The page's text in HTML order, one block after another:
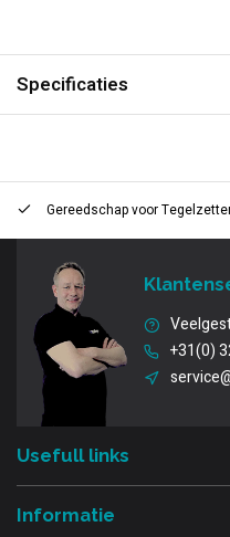
Specificaties
Gereedschap voor
+31(0)
Usefull links
Informatie